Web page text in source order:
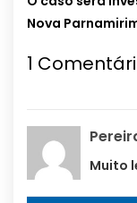
Nova
1
Muito